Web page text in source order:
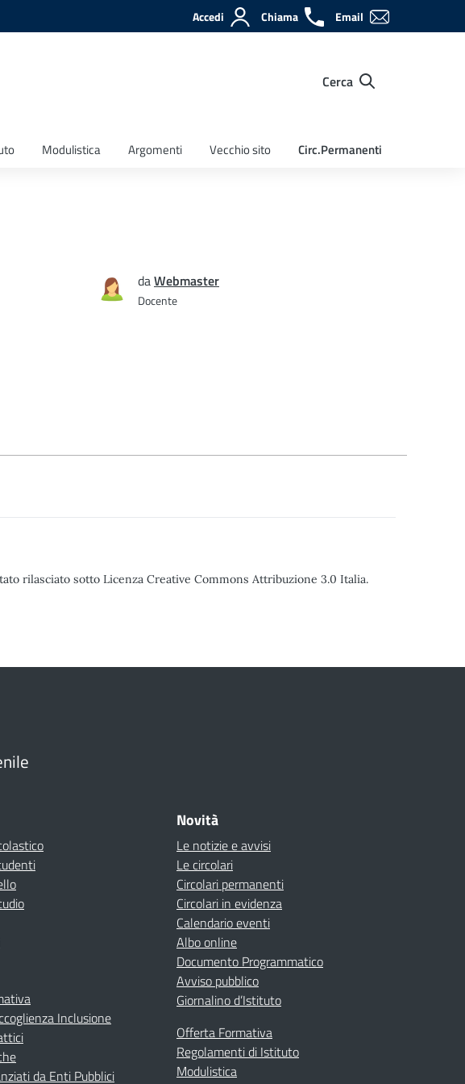
Accedi Chiama Email
Cerca
Modulistica Argomenti Vecchio sito Circ.Permanenti
daWebmaster
Docente
rilasciato sotto Licenza Creative Commons Attribuzione 3.0 Italia.
Inclusione
da Enti Pubblici
Novità
Le notizie e avvisi
Le circolari
Circolari permanenti
Circolari in evidenza
Calendario eventi
Albo online
Documento Programmatico
Avviso pubblico
Giornalino d’Istituto
Offerta Formativa
Regolamenti di Istituto
Modulistica